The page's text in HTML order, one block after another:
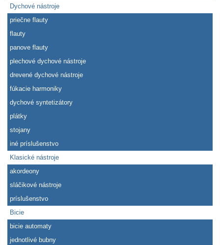
Dychové nástroje
priečne flauty
flauty
panove flauty
plechové dychové nástroje
drevené dychové nástroje
fúkacie harmoniky
dychové syntetizátory
plátky
stojany
iné príslušenstvo
Klasické nástroje
akordeony
sláčikové nástroje
príslušenstvo
Bicie
bicie automaty
jednotlivé bubny